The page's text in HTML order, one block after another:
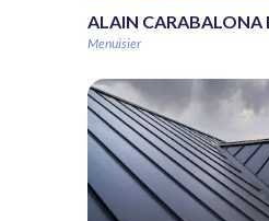
ALAIN CARABALONA
Menuisier